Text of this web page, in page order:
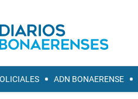
ADN BONAERENSE